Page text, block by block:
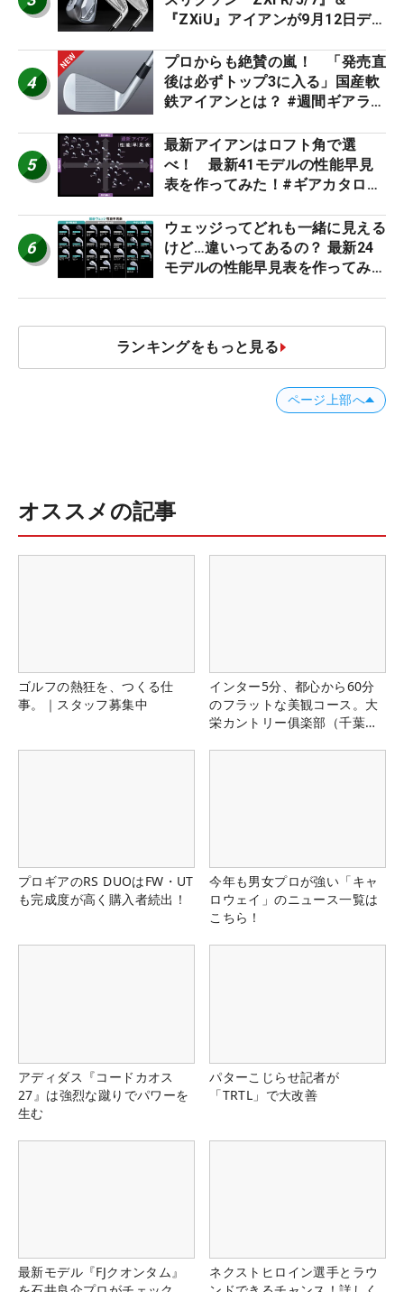
『ZXiU』アイアンが9月12日デ
4
プロからも絶賛の嵐！ 「発売直
後は必ずトップ3に入る」国産軟
鉄アイアンとは？ #週間ギアラン
5
最新アイアンはロフト角で選
べ！ 最新41モデルの性能早見
表を作ってみた！#ギアカタログ
6
ウェッジってどれも一緒に見える
けど…違いってあるの？ 最新24
モデルの性能早見表を作ってみ
ランキングをもっと見る
ページ上部へ
オススメの記事
ゴルフの熱狂を、つくる仕
事。｜スタッフ募集中
インター5分、都心から60分
のフラットな美観コース。大
栄カントリー俱楽部（千葉
プロギアのRS DUOはFW・UT
も完成度が高く購入者続出！
今年も男女プロが強い「キャ
ロウェイ」のニュース一覧は
こちら！
アディダス『コードカオス
27』は強烈な蹴りでパワーを
生む
パターこじらせ記者が
「TRTL」で大改善
最新モデル『FJクオンタム』
ネクストヒロイン選手とラウ